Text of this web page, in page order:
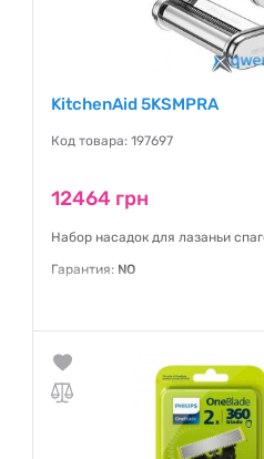
KitchenAid 5KSMPRA
Код товара: 197697
12464 грн
Набор насадок для лазаньи
Гарантия: NO